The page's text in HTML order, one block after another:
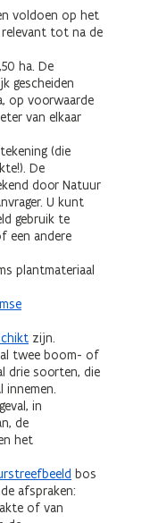
voldoen op het
relevant tot na de
ha. De
gescheiden
op voorwaarde
van elkaar
(die
De
door Natuur
U kunt
gebruik te
een andere
plantmateriaal
zijn.
twee boom- of
drie soorten, die
innemen.
in
de
het
bos
afspraken:
of van